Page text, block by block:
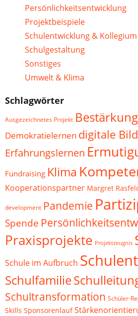
Persönlichkeitsentwicklung
Projektbeispiele
Schulentwicklung & Kollegium
Schulgestaltung
Sonstiges
Umwelt & Klima
Schlagwörter
Ausgezeichnetes Projekt Bestärkung
Demokratielernen digitale
Erfahrungslernen
Fundraising Klima
Kooperationspartner Margret
development Pandemie
Spende
Praxisprojekte Projektzeugnis
Schule im Aufbruch
Schulfamilie
Schultransformation Schüler-
Skills Sponsorenlauf